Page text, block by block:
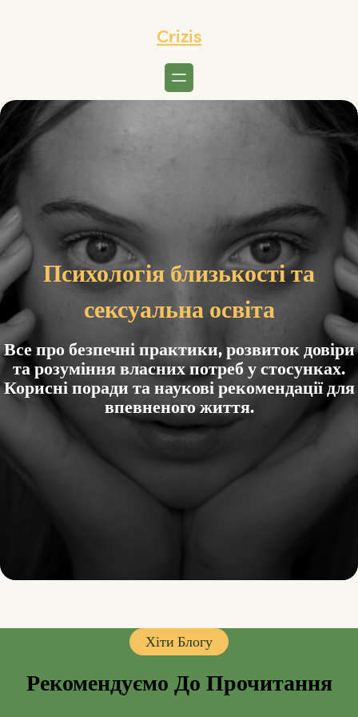
Crizis
Психологія близькості та
сексуальна освіта
Все про безпечні практики, розвиток довіри
та розуміння власних потреб у стосунках.
Корисні поради та наукові рекомендації для
впевненого життя.
Хіти Блогу
Рекомендуємо До Прочитання